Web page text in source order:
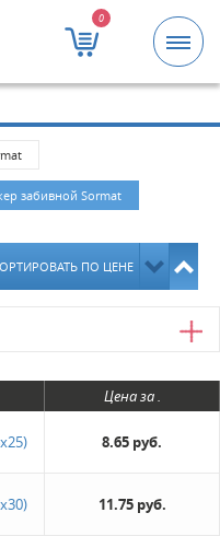
0
изделия оптом.
забивной Sormat
ПО ЦЕНЕ
Цена за .
8.65 руб.
11.75 руб.